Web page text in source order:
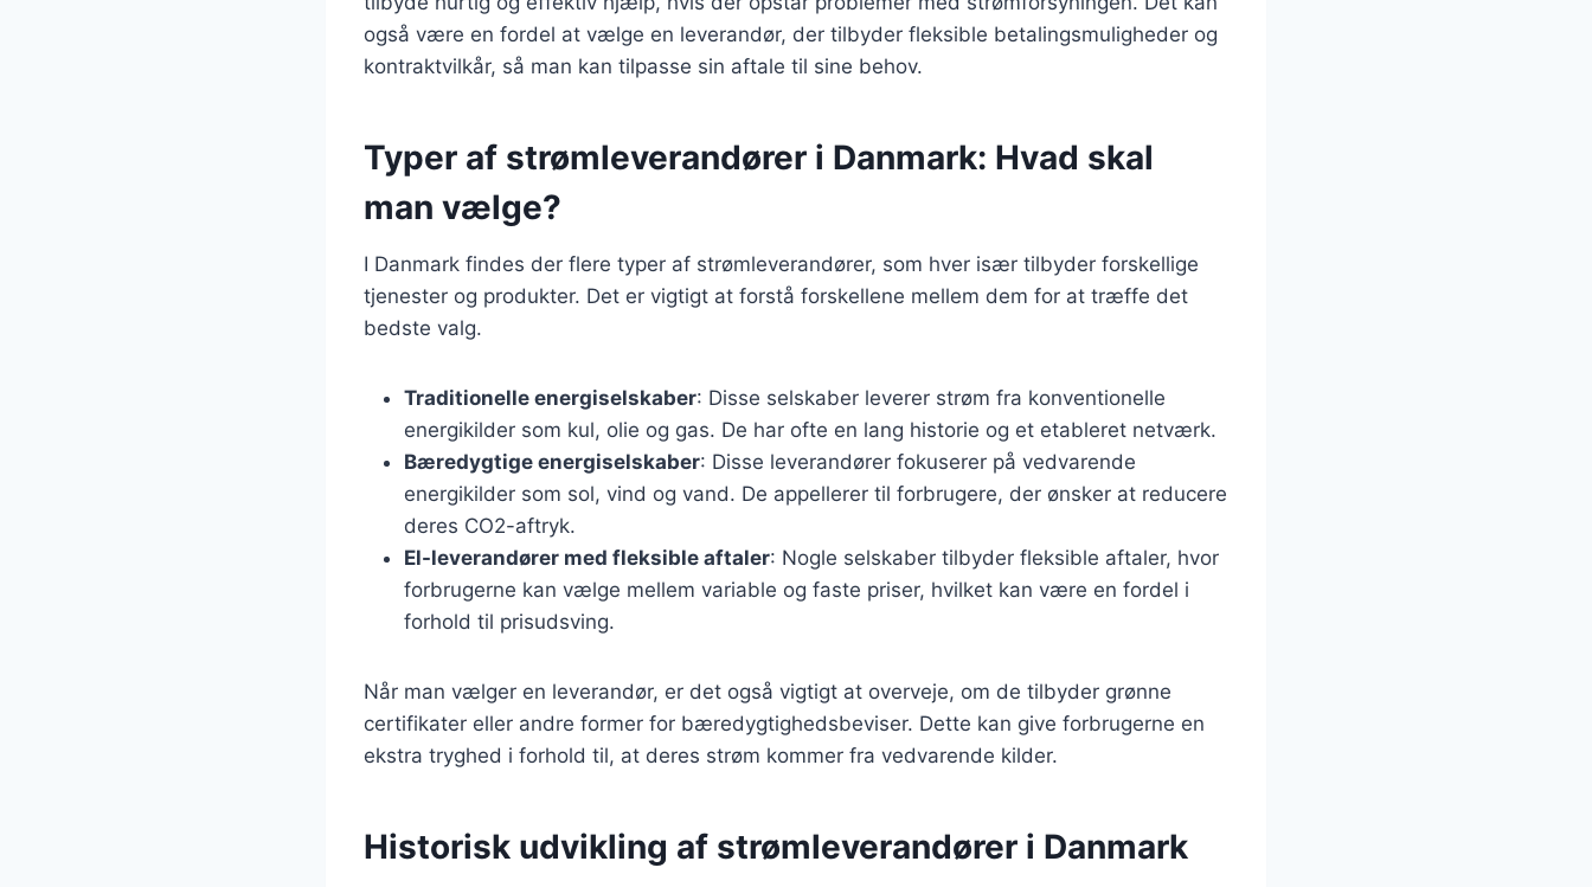
også være en fordel at vælge en leverandør, der tilbyder fleksible betalingsmuligheder og
kontraktvilkår, så man kan tilpasse sin aftale til sine behov.
Typer af strømleverandører i Danmark: Hvad skal
man vælge?
I Danmark findes der flere typer af strømleverandører, som hver især tilbyder forskellige
tjenester og produkter. Det er vigtigt at forstå forskellene mellem dem for at træffe det
bedste valg.
Traditionelle energiselskaber: Disse selskaber leverer strøm fra konventionelle
energikilder som kul, olie og gas. De har ofte en lang historie og et etableret netværk.
Bæredygtige energiselskaber: Disse leverandører fokuserer på vedvarende
energikilder som sol, vind og vand. De appellerer til forbrugere, der ønsker at reducere
deres CO2-aftryk.
El-leverandører med fleksible aftaler: Nogle selskaber tilbyder fleksible aftaler, hvor
forbrugerne kan vælge mellem variable og faste priser, hvilket kan være en fordel i
forhold til prisudsving.
Når man vælger en leverandør, er det også vigtigt at overveje, om de tilbyder grønne
certifikater eller andre former for bæredygtighedsbeviser. Dette kan give forbrugerne en
ekstra tryghed i forhold til, at deres strøm kommer fra vedvarende kilder.
Historisk udvikling af strømleverandører i Danmark